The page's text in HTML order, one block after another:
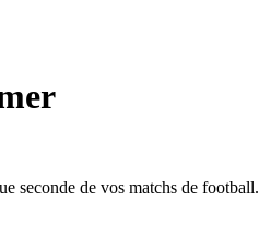
seconde de vos matchs de football.